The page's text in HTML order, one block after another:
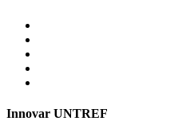
Innovar UNTREF